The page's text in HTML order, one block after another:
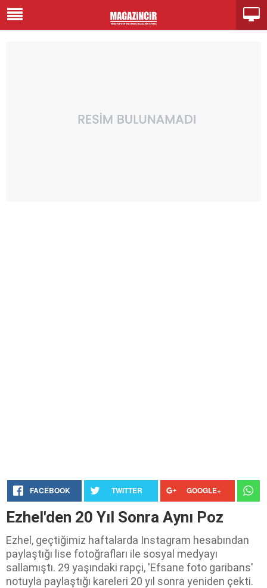
FACEBOOK TWITTER GOOGLE+
Ezhel'den 20 Yıl Sonra Aynı Poz
Ezhel, geçtiğimiz haftalarda Instagram hesabından
paylaştığı lise fotoğrafları ile sosyal medyayı
sallamıştı. 29 yaşındaki rapçi, 'Efsane foto garibans'
notuyla paylaştığı kareleri 20 yıl sonra yeniden çekti.